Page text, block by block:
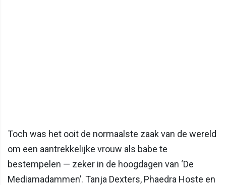
Toch was het ooit de normaalste zaak van de wereld
om een aantrekkelijke vrouw als babe te
bestempelen — zeker in de hoogdagen van ‘De
Mediamadammen’. Tanja Dexters, Phaedra Hoste en